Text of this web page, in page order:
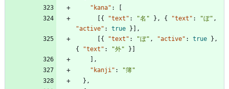
"kana" :
{ "text" : "名" } , { "text" : "ぼ" ,
"active" : true }
,
{ "text" : "ぼ" , "active" : true } ,
{
"text" : "外" }
,
"kanji" :
"簿"
} ,